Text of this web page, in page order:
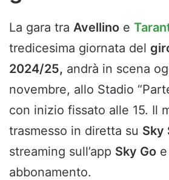
La gara tra Avellino e
tredicesima giornata del
2024/25, andrà in scena
novembre, allo Stadio
con inizio fissato alle 15. Il
trasmesso in diretta su Sky
streaming sull’app Sky Go e
abbonamento.